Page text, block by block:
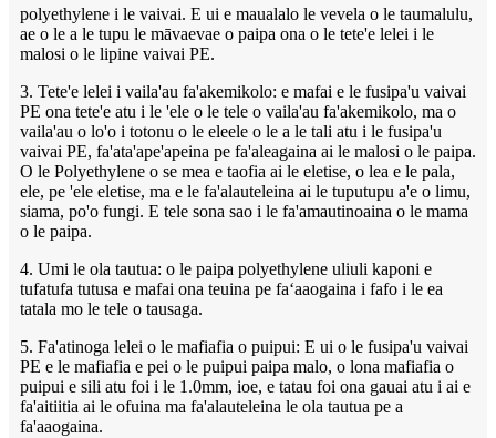
polyethylene i le vaivai. E ui e maualalo le vevela o le taumalulu,
ae o le a le tupu le māvaevae o paipa ona o le tete'e lelei i le
malosi o le lipine vaivai PE.
3. Tete'e lelei i vaila'au fa'akemikolo: e mafai e le fusipa'u vaivai
PE ona tete'e atu i le 'ele o le tele o vaila'au fa'akemikolo, ma o
vaila'au o lo'o i totonu o le eleele o le a le tali atu i le fusipa'u
vaivai PE, fa'ata'ape'apeina pe fa'aleagaina ai le malosi o le paipa.
O le Polyethylene o se mea e taofia ai le eletise, o lea e le pala,
ele, pe 'ele eletise, ma e le fa'alauteleina ai le tuputupu a'e o limu,
siama, po'o fungi. E tele sona sao i le fa'amautinoaina o le mama
o le paipa.
4. Umi le ola tautua: o le paipa polyethylene uliuli kaponi e
tufatufa tutusa e mafai ona teuina pe faʻaaogaina i fafo i le ea
tatala mo le tele o tausaga.
5. Fa'atinoga lelei o le mafiafia o puipui: E ui o le fusipa'u vaivai
PE e le mafiafia e pei o le puipui paipa malo, o lona mafiafia o
puipui e sili atu foi i le 1.0mm, ioe, e tatau foi ona gauai atu i ai e
fa'aitiitia ai le ofuina ma fa'alauteleina le ola tautua pe a
fa'aaogaina.